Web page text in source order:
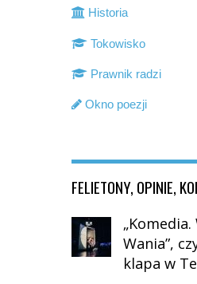
Historia
Tokowisko
Prawnik radzi
Okno poezji
FELIETONY, OPINIE,
Wania”,
klapa w